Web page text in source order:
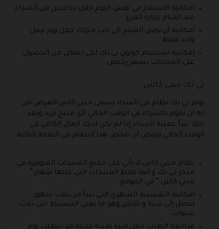
امكانية الاستلام في نفس اليوم خلال ساعتين من الشراء
عند القيام بزيارة الفرع .
امكانية أن يصل المنتج الى باب منزلك خلال يوم عمل
واحد فقط .
إمكانية استخدام كوبون بي تك لكي تتمكن من الحصول
على المنتجات بسعر رخيص .
بي تك ميني كاش
يوفر بي تك نظام في السداد يسمى ميني كاش الغرض من
انه ان تقوم بالشراء في الوقت الحالي لأي منتج تريد وبعد
ذلك تبدأ عملية السداد إذا لم يكن لديك المال الكافي في
الوقت الحالي ويمكن أن نلخص هذا النظام في النقاط التالية
:
نظام ميني كاش لا يأتي على جميع المنتجات المتوفرة في
متجر بي تك و انما فقط المنتجات التي عليها شعار ”
ميني كاش ” في الموقع .
امكانية التقسيط الشهري التي تبدأ من ثلاث شهور
لتصل إلى ستة و ثلاثين وهو ما يعني التبسيط حتى ثلاث
سنوات .
مراجعة الطلب خلال فترة زمنية قليلة قد تتطلب يوم